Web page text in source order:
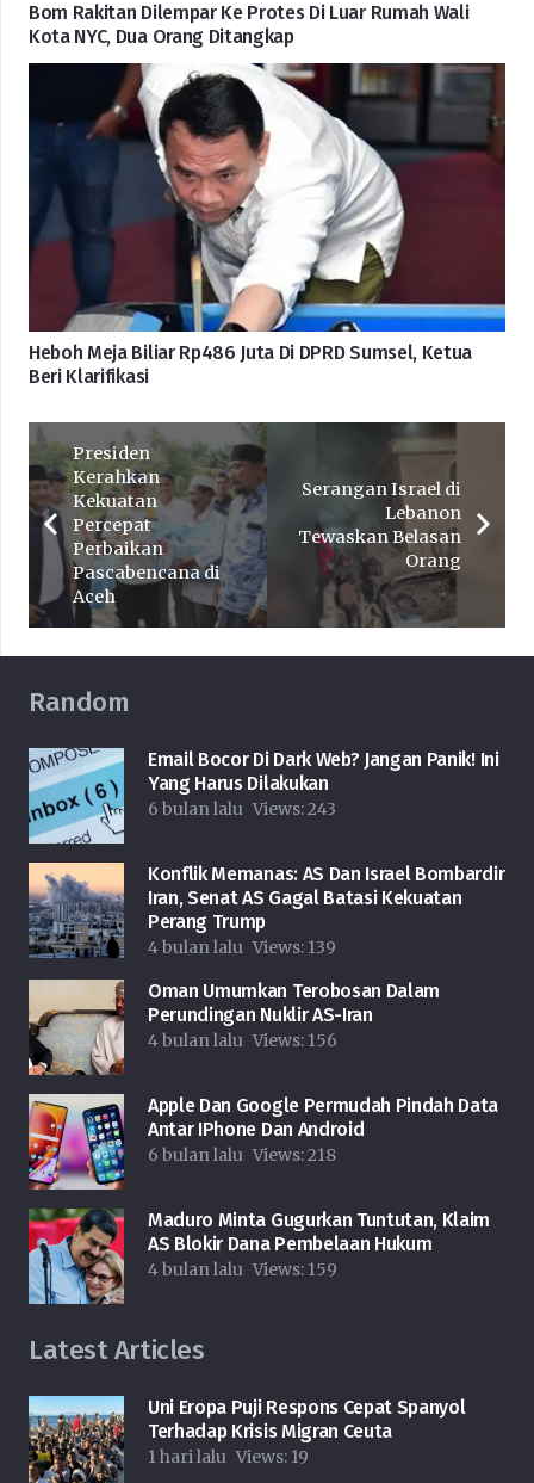
Bom Rakitan Dilempar Ke Protes Di Luar Rumah Wali
Kota NYC, Dua Orang Ditangkap
Heboh Meja Biliar Rp486 Juta Di DPRD Sumsel, Ketua
Beri Klarifikasi
Presiden
Kerahkan
Kekuatan
Percepat
Perbaikan
Pascabencana di
Aceh
Serangan Israel di
Lebanon
Tewaskan Belasan
Orang
Random
Email Bocor Di Dark Web? Jangan Panik! Ini
Yang Harus Dilakukan
6 bulan lalu Views:243
Konflik Memanas: AS Dan Israel Bombardir
Iran, Senat AS Gagal Batasi Kekuatan
Perang Trump
4 bulan lalu Views: 139
Oman Umumkan Terobosan Dalam
Perundingan Nuklir AS-Iran
4 bulan lalu Views: 156
Apple Dan Google Permudah Pindah Data
Antar IPhone Dan Android
6 bulan lalu Views:218
Maduro Minta Gugurkan Tuntutan, Klaim
AS Blokir Dana Pembelaan Hukum
4 bulan lalu Views: 159
Latest Articles
Uni Eropa Puji Respons Cepat Spanyol
Terhadap Krisis Migran Ceuta
1 hari lalu Views: 19